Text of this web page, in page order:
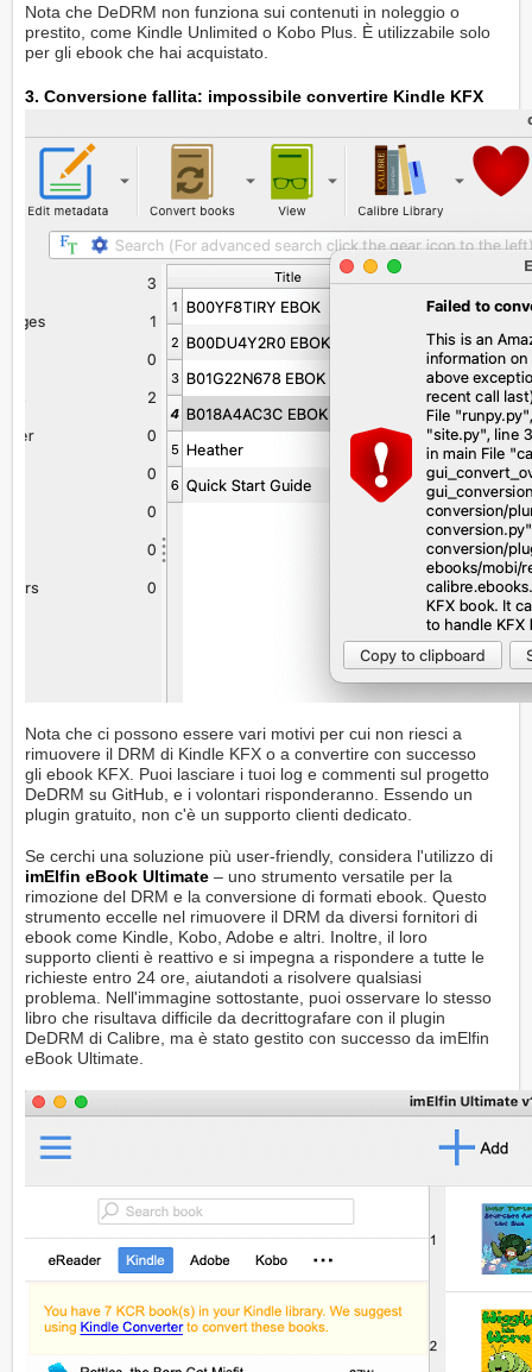
Nota che DeDRM non funziona sui contenuti in noleggio o
prestito, come Kindle Unlimited o Kobo Plus. È utilizzabile solo
per gli ebook che hai acquistato.
3. Conversione fallita: impossibile convertire Kindle KFX
Nota che ci possono essere vari motivi per cui non riesci a
rimuovere il DRM di Kindle KFX o a convertire con successo
gli ebook KFX. Puoi lasciare i tuoi log e commenti sul progetto
DeDRM su GitHub, e i volontari risponderanno. Essendo un
plugin gratuito, non c'è un supporto clienti dedicato.
Se cerchi una soluzione più user-friendly, considera l'utilizzo di
imElfin eBook Ultimate – uno strumento versatile per la
rimozione del DRM e la conversione di formati ebook. Questo
strumento eccelle nel rimuovere il DRM da diversi fornitori di
ebook come Kindle, Kobo, Adobe e altri. Inoltre, il loro
supporto clienti è reattivo e si impegna a rispondere a tutte le
richieste entro 24 ore, aiutandoti a risolvere qualsiasi
problema. Nell'immagine sottostante, puoi osservare lo stesso
libro che risultava difficile da decrittografare con il plugin
DeDRM di Calibre, ma è stato gestito con successo da imElfin
eBook Ultimate.